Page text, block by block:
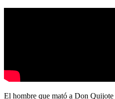
El hombre que mató a Don Quijote